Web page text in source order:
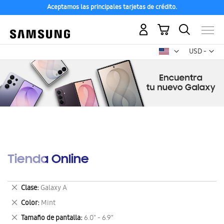
Aceptamos las principales tarjetas de crédito.
USD -
dólar
Mi carrito
Tienda Online
Clase Galaxy A
Eliminar
este
artículo
Color Mint
Eliminar
este
Tamaño de pantalla 6.0" - 6.9"
Eliminar